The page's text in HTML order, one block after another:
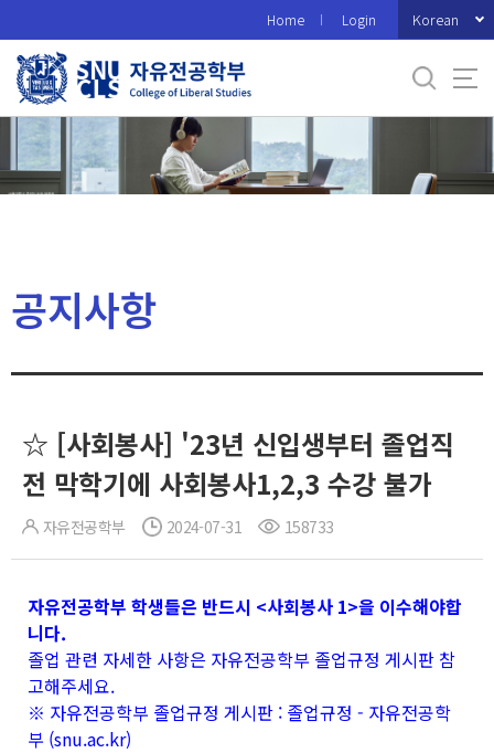
로
메
Home Login Korean
공지사항
☆ [사회봉사] '23년 신입생부터 졸업직
전 막학기에 사회봉사1,2,3 수강 불가
자유전공학부 2024-07-31 158733
자유전공학부 학생들은 반드시 <사회봉사 1>을 이수해야합
니다.
졸업 관련 자세한 사항은 자유전공학부 졸업규정 게시판 참
고해주세요.
※ 자유전공학부 졸업규정 게시판 : 졸업규정 - 자유전공학
부 (snu.ac.kr)